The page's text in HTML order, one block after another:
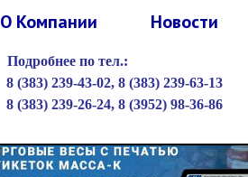
О Компании Новости
Подробнее по тел.:
8 (383) 239-43-02, 8 (383) 239-63-13
8 (383) 239-26-24, 8 (3952) 98-36-86